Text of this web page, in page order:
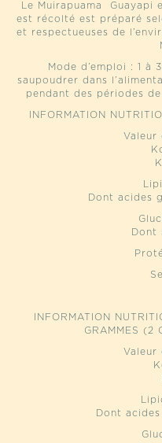
Le Muirapuama Guayapi
est récolté est préparé
et respectueuses de
Mode d’emploi : 1 à
saupoudrer dans
pendant des périodes de
INFORMATION
Valeur
Dont acides
Dont
INFORMATION
GRAMMES (2
Valeur
Dont